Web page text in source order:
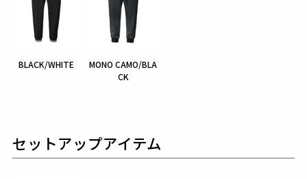
BLACK/WHITE
MONO CAMO/BLA
CK
セットアップアイテム